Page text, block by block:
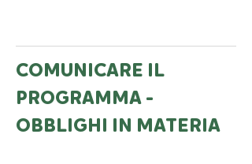
COMUNICARE IL
PROGRAMMA -
OBBLIGHI IN MATERIA